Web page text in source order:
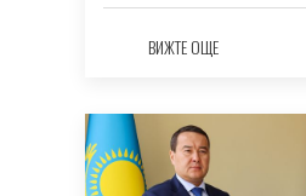
ВИЖТЕ ОЩЕ